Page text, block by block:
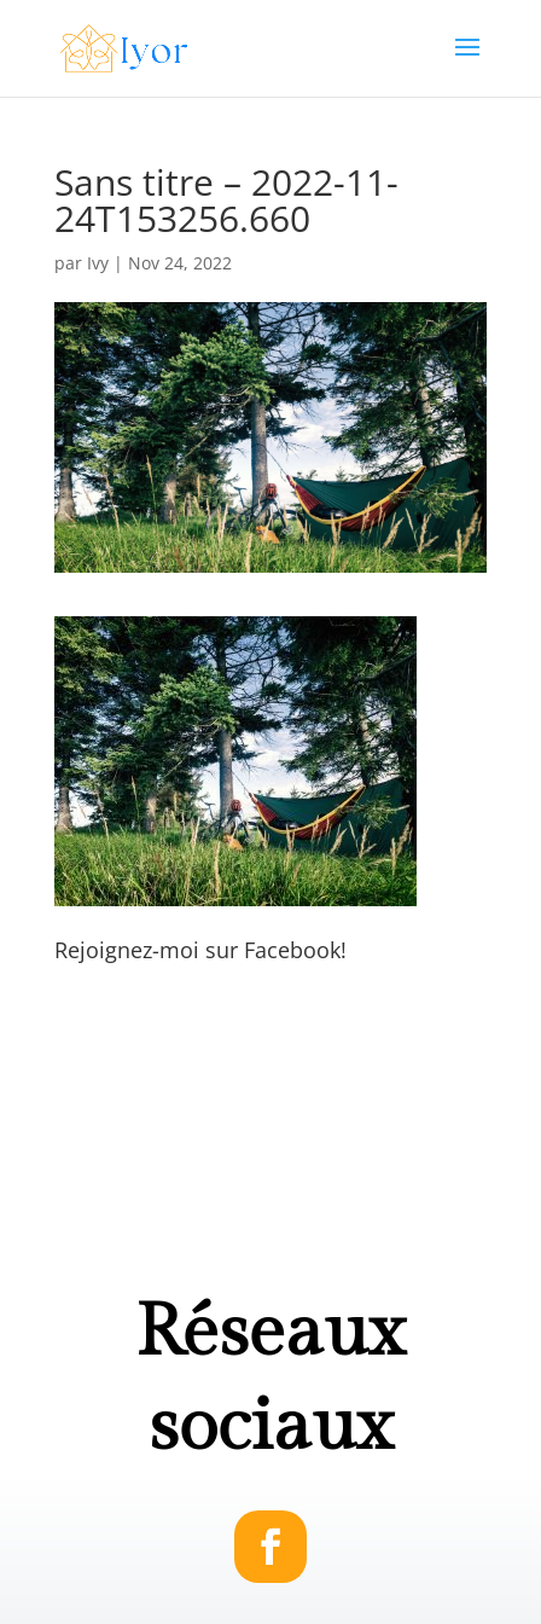
Sans titre – 2022-11-
24T153256.660
par Ivy| Nov 24, 2022
Rejoignez-moi sur Facebook!
Réseaux
sociaux